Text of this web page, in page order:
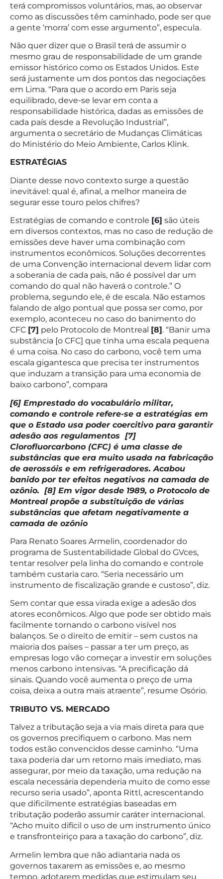
terá compromissos voluntários, mas, ao observar
como as discussões têm caminhado, pode ser que
a gente ‘morra’ com esse argumento”, especula.
Não quer dizer que o Brasil terá de assumir o
mesmo grau de responsabilidade de um grande
emissor histórico como os Estados Unidos. Este
será justamente um dos pontos das negociações
em Lima. “Para que o acordo em Paris seja
equilibrado, deve-se levar em conta a
responsabilidade histórica, dadas as emissões de
cada país desde a Revolução Industrial”,
argumenta o secretário de Mudanças Climáticas
do Ministério do Meio Ambiente, Carlos Klink.
ESTRATÉGIAS
Diante desse novo contexto surge a questão
inevitável: qual é, afinal, a melhor maneira de
segurar esse touro pelos chifres?
Estratégias de comando e controle [6] são úteis
em diversos contextos, mas no caso de redução de
emissões deve haver uma combinação com
instrumentos econômicos. Soluções decorrentes
de uma Convenção internacional devem lidar com
a soberania de cada país, não é possível dar um
comando do qual não haverá o controle.” O
problema, segundo ele, é de escala. Não estamos
falando de algo pontual que possa ser como, por
exemplo, aconteceu no caso do banimento do
CFC [7] pelo Protocolo de Montreal [8]. “Banir uma
substância [o CFC] que tinha uma escala pequena
é uma coisa. No caso do carbono, você tem uma
escala gigantesca que precisa ter instrumentos
que induzam a transição para uma economia de
baixo carbono”, compara
[6] Emprestado do vocabulário militar,
comando e controle refere-se a estratégias em
que o Estado usa poder coercitivo para garantir
adesão aos regulamentos [7]
Clorofluorcarbono (CFC) é uma classe de
substâncias que era muito usada na fabricação
de aerossóis e em refrigeradores. Acabou
banido por ter efeitos negativos na camada de
ozônio. [8] Em vigor desde 1989, o Protocolo de
Montreal propõe a substituição de várias
substâncias que afetam negativamente a
camada de ozônio
Para Renato Soares Armelin, coordenador do
programa de Sustentabilidade Global do GVces,
tentar resolver pela linha do comando e controle
também custaria caro. “Seria necessário um
instrumento de fiscalização grande e custoso”, diz.
Sem contar que essa virada exige a adesão dos
atores econômicos. Algo que pode ser obtido mais
facilmente tornando o carbono visível nos
balanços. Se o direito de emitir – sem custos na
maioria dos países – passar a ter um preço, as
empresas logo vão começar a investir em soluções
menos carbono intensivas. “A precificação dá
sinais. Quando você aumenta o preço de uma
coisa, deixa a outra mais atraente”, resume Osório.
TRIBUTO VS. MERCADO
Talvez a tributação seja a via mais direta para que
os governos precifiquem o carbono. Mas nem
todos estão convencidos desse caminho. “Uma
taxa poderia dar um retorno mais imediato, mas
assegurar, por meio da taxação, uma redução na
escala necessária dependeria muito de como esse
recurso seria usado”, aponta Rittl, acrescentando
que dificilmente estratégias baseadas em
tributação poderão assumir caráter internacional.
“Acho muito difícil o uso de um instrumento único
e transfronteiriço para a taxação do carbono”, diz.
Armelin lembra que não adiantaria nada os
governos taxarem as emissões e, ao mesmo
tempo, adotarem medidas que estimulam seu